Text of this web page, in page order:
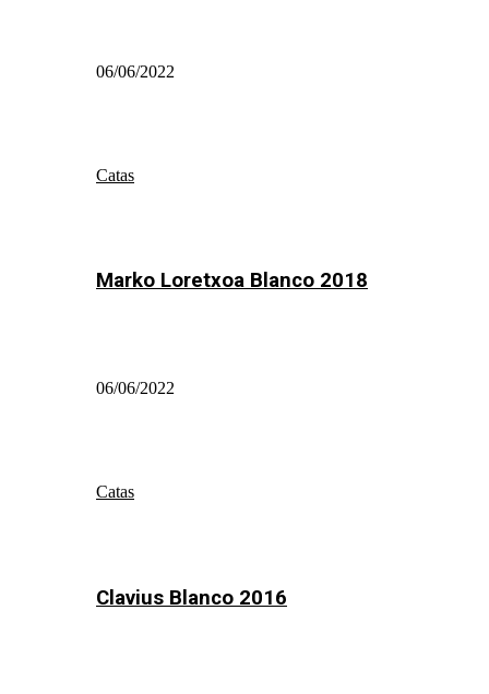
06/06/2022
Catas
Marko Loretxoa Blanco 2018
06/06/2022
Catas
Clavius Blanco 2016